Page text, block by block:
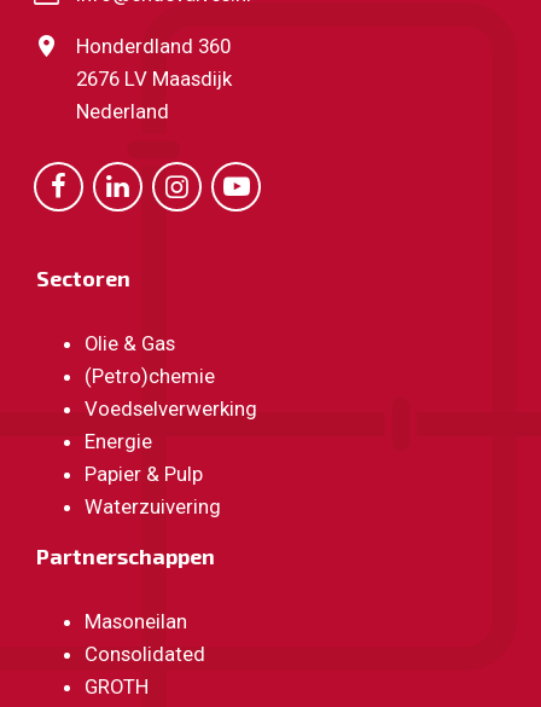
Honderdland 360
2676 LV Maasdijk
Nederland
Sectoren
Olie & Gas
(Petro)chemie
Voedselverwerking
Energie
Papier & Pulp
Waterzuivering
Partnerschappen
Masoneilan
Consolidated
GROTH